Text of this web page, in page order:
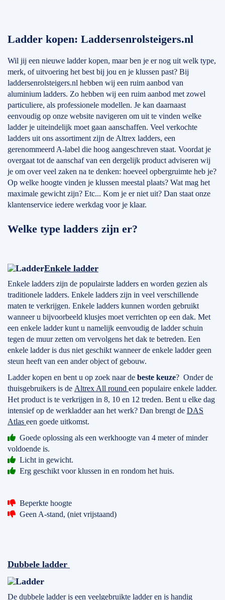
Ladder kopen: Laddersenrolsteigers.nl
Wil jij een nieuwe ladder kopen, maar ben je er nog uit welk type,
merk, of uitvoering het best bij jou en je klussen past? Bij
laddersenrolsteigers.nl hebben wij een ruim aanbod van
aluminium ladders. Zo hebben wij een ruim aanbod met zowel
particuliere, als professionele modellen. Je kan daarnaast
eenvoudig op onze website navigeren om uit te vinden welke
ladder je uiteindelijk moet gaan aanschaffen. Veel verkochte
ladders uit ons assortiment zijn de Altrex ladders, een
gerenommeerd A-label die hoog aangeschreven staat. Voordat je
overgaat tot de aanschaf van een dergelijk product adviseren wij
je om over veel zaken na te denken: hoeveel opbergruimte heb je?
Op welke hoogte vinden je klussen meestal plaats? Wat mag het
maximale gewicht zijn? Etc... Kom je er niet uit? Dan staat onze
klantenservice iedere werkdag voor je klaar.
Welke type ladders zijn er?
Enkele ladder
Enkele ladders zijn de populairste ladders en worden gezien als
traditionele ladders. Enkele ladders zijn in veel verschillende
maten te verkrijgen. Enkele ladders kunnen worden gebruikt
wanneer u bijvoorbeeld klusjes moet verrichten op een dak. Met
een enkele ladder kunt u namelijk eenvoudig de ladder schuin
tegen de muur zetten om vervolgens het dak te betreden. Een
enkele ladder is dus niet geschikt wanneer de enkele ladder geen
steun heeft van een ander object of gebouw.
Ladder kopen en bent u op zoek naar de beste keuze? Onder de
thuisgebruikers is de Altrex All round een populaire enkele ladder.
Het product is te verkrijgen in 8, 10 en 12 treden. Bent u elke dag
intensief op de werkladder aan het werk? Dan brengt de DAS
Atlas een goede uitkomst.
Goede oplossing als een werkhoogte van 4 meter of minder
voldoende is.
Licht in gewicht.
Erg geschikt voor klussen in en rondom het huis.
Beperkte hoogte
Geen A-stand, (niet vrijstaand)
Dubbele ladder
De dubbele ladder is een veelgebruikte ladder en is handig